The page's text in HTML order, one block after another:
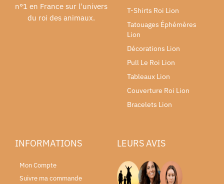
n°1 en France sur l'univers
du roi des animaux.
T-Shirts Roi Lion
Tatouages Éphémères
Lion
Décorations Lion
Pull Le Roi Lion
Tableaux Lion
Couverture Roi Lion
Bracelets Lion
INFORMATIONS
Mon Compte
Suivre ma commande
LEURS AVIS